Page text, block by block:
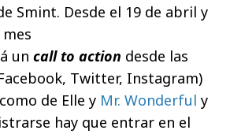
Smint. Desde el 19 de abril y
un call to action desde las
Twitter, Instagram)
de Elle y Mr. Wonderful y
hay que entrar en el